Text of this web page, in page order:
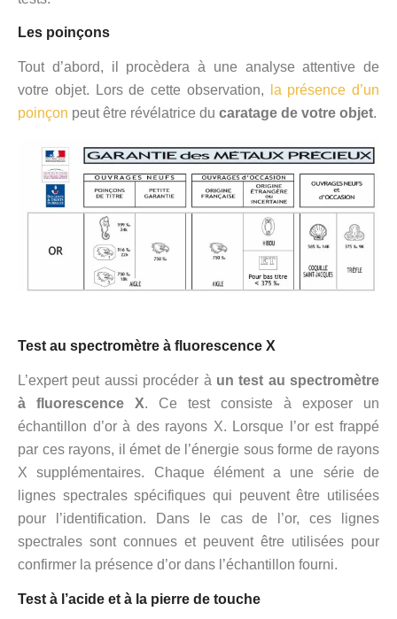
Les poinçons
Tout d’abord, il procèdera à une analyse attentive de
votre objet. Lors de cette observation,
la présence d’un
poinçon peut être révélatrice du caratage de votre objet.
Test au spectromètre à fluorescence X
L’expert peut aussi procéder à un test au spectromètre
à fluorescence X. Ce test consiste à exposer un
échantillon d’or à des rayons X. Lorsque l’or est frappé
par ces rayons, il émet de l’énergie sous forme de rayons
X supplémentaires. Chaque élément a une série de
lignes spectrales spécifiques qui peuvent être utilisées
pour l’identification. Dans le cas de l’or, ces lignes
spectrales sont connues et peuvent être utilisées pour
confirmer la présence d’or dans l’échantillon fourni.
Test à l’acide et à la pierre de touche